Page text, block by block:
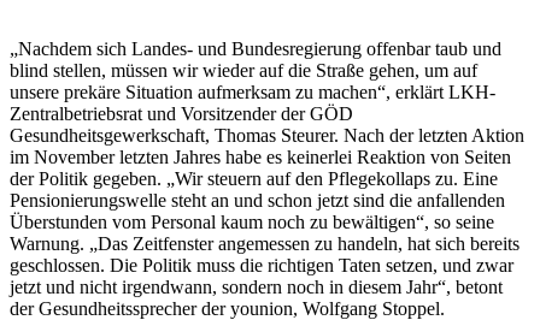
„Nachdem sich Landes- und Bundesregierung offenbar taub und
blind stellen, müssen wir wieder auf die Straße gehen, um auf
unsere prekäre Situation aufmerksam zu machen“, erklärt LKH-
Zentralbetriebsrat und Vorsitzender der GÖD
Gesundheitsgewerkschaft, Thomas Steurer. Nach der letzten Aktion
im November letzten Jahres habe es keinerlei Reaktion von Seiten
der Politik gegeben. „Wir steuern auf den Pflegekollaps zu. Eine
Pensionierungswelle steht an und schon jetzt sind die anfallenden
Überstunden vom Personal kaum noch zu bewältigen“, so seine
Warnung. „Das Zeitfenster angemessen zu handeln, hat sich bereits
geschlossen. Die Politik muss die richtigen Taten setzen, und zwar
jetzt und nicht irgendwann, sondern noch in diesem Jahr“, betont
der Gesundheitssprecher der younion, Wolfgang Stoppel.